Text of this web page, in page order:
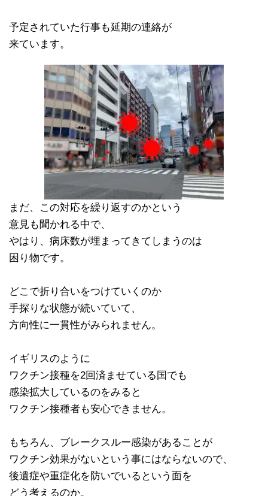
予定されていた行事も延期の連絡が
来ています。
まだ、この対応を繰り返すのかという
意見も聞かれる中で、
やはり、病床数が埋まってきてしまうのは
困り物です。
どこで折り合いをつけていくのか
手探りな状態が続いていて、
方向性に一貫性がみられません。
イギリスのように
ワクチン接種を2回済ませている国でも
感染拡大しているのをみると
ワクチン接種者も安心できません。
もちろん、ブレークスルー感染があることが
ワクチン効果がないという事にはならないので、
後遺症や重症化を防いでいるという面を
どう考えるのか。